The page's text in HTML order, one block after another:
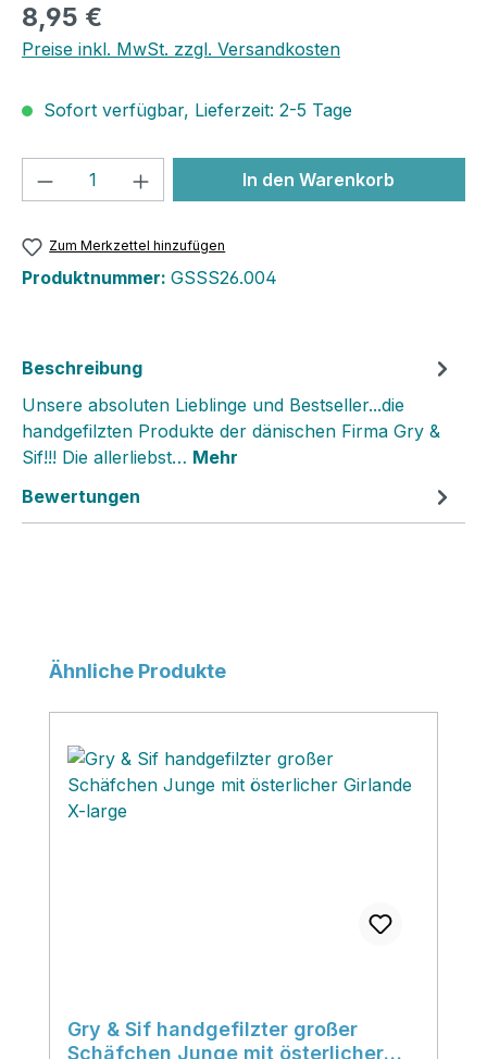
8,95 €
Preise inkl. MwSt. zzgl. Versandkosten
Sofort verfügbar, Lieferzeit: 2-5 Tage
Produkt Anzahl: Gib denIn den Warenkorb
Zum Merkzettel hinzufügen
Produktnummer: GSSS26.004
Beschreibung
Unsere absoluten Lieblinge und Bestseller...die
handgefilzten Produkte der dänischen Firma Gry &
Sif!!! Die allerliebst… Mehr
Bewertungen
Produktgalerie überspringen
Ähnliche Produkte
Gry & Sif handgefilzter großer
Schäfchen Junge mit österlicher